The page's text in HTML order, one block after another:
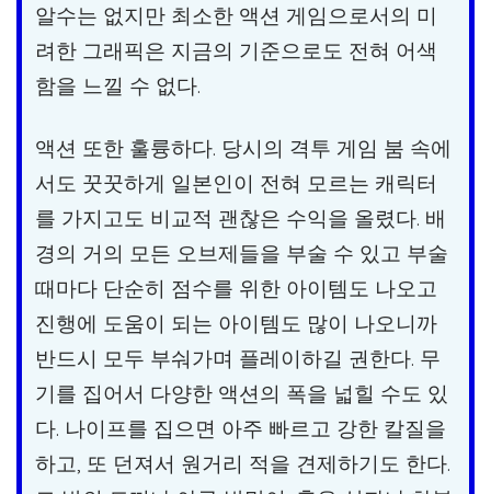
알수는 없지만 최소한 액션 게임으로서의 미
려한 그래픽은 지금의 기준으로도 전혀 어색
함을 느낄 수 없다.
액션 또한 훌륭하다. 당시의 격투 게임 붐 속에
서도 꿋꿋하게 일본인이 전혀 모르는 캐릭터
를 가지고도 비교적 괜찮은 수익을 올렸다. 배
경의 거의 모든 오브제들을 부술 수 있고 부술
때마다 단순히 점수를 위한 아이템도 나오고
진행에 도움이 되는 아이템도 많이 나오니까
반드시 모두 부숴가며 플레이하길 권한다. 무
기를 집어서 다양한 액션의 폭을 넓힐 수도 있
다. 나이프를 집으면 아주 빠르고 강한 칼질을
하고, 또 던져서 원거리 적을 견제하기도 한다.